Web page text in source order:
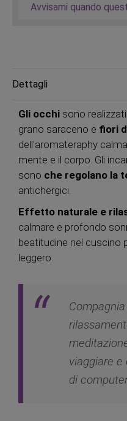
Avvisami quando
Dettagli
Gli occhi sono
grano saraceno e fiori
dell'aromateraphy
mente e il corpo. Gli
sono che regolano la
antichergici.
Effetto naturale e
calmare e profondo
beatitudine nel cuscino
leggero.
viaggiare
di